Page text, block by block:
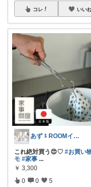
コレ いい
あず〻ROOMインフルエンサー♡
これ絶対買う😍♡ #お買い
モ #家事 ...
￥ 3,300
0 0 5